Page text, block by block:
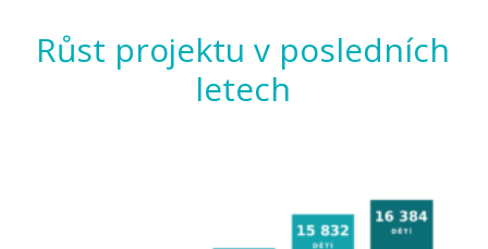
Růst projektu v posledních
letech